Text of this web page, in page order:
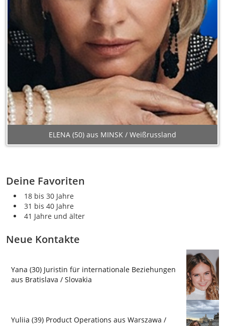
ELENA (50) aus MINSK / Weißrussland
Deine Favoriten
18 bis 30 Jahre
31 bis 40 Jahre
41 Jahre und älter
Neue Kontakte
Yana (30) Juristin für internationale Beziehungen
aus Bratislava / Slovakia
Yuliia (39) Product Operations aus Warszawa /